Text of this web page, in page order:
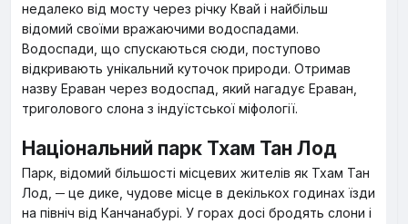
недалеко від мосту через річку Квай і найбільш
відомий своїми вражаючими водоспадами.
Водоспади, що спускаються сюди, поступово
відкривають унікальний куточок природи. Отримав
назву Ераван через водоспад, який нагадує Ераван,
триголового слона з індуїстської міфології.
Національний парк Тхам Тан Лод
Парк, відомий більшості місцевих жителів як Тхам Тан
Лод, ─ це дике, чудове місце в декількох годинах їзди
на північ від Канчанабурі. У горах досі бродять слони і